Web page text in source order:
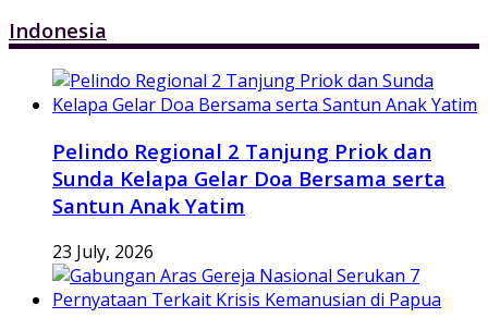
Indonesia
Pelindo Regional 2 Tanjung Priok dan
Sunda Kelapa Gelar Doa Bersama serta
Santun Anak Yatim
23 July, 2026